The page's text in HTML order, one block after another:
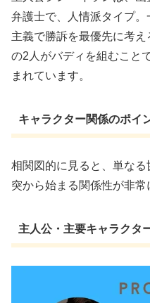
弁護士で、人情派タイプ
主義で勝訴を最優先に考
の2人がバディを組むこと
まれています。
キャラクター関係のポイ
相関図的に見ると、単な
突から始まる関係性が非常
主人公・主要キャラクタ